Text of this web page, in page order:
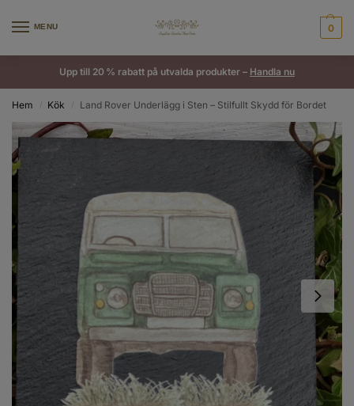
MENU 0
Upp till 20 % rabatt på utvalda produkter – Handla nu
Hem Kök Land Rover Underlägg i Sten – Stilfullt Skydd för Bordet